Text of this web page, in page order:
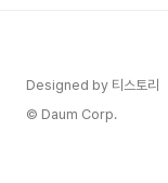
Designed by 티스토리
© Daum Corp.